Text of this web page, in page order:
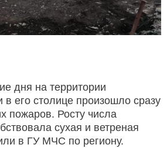
дня на территории
в его столице произошло сразу
пожаров. Росту числа
сухая и ветреная
в ГУ МЧС по региону.